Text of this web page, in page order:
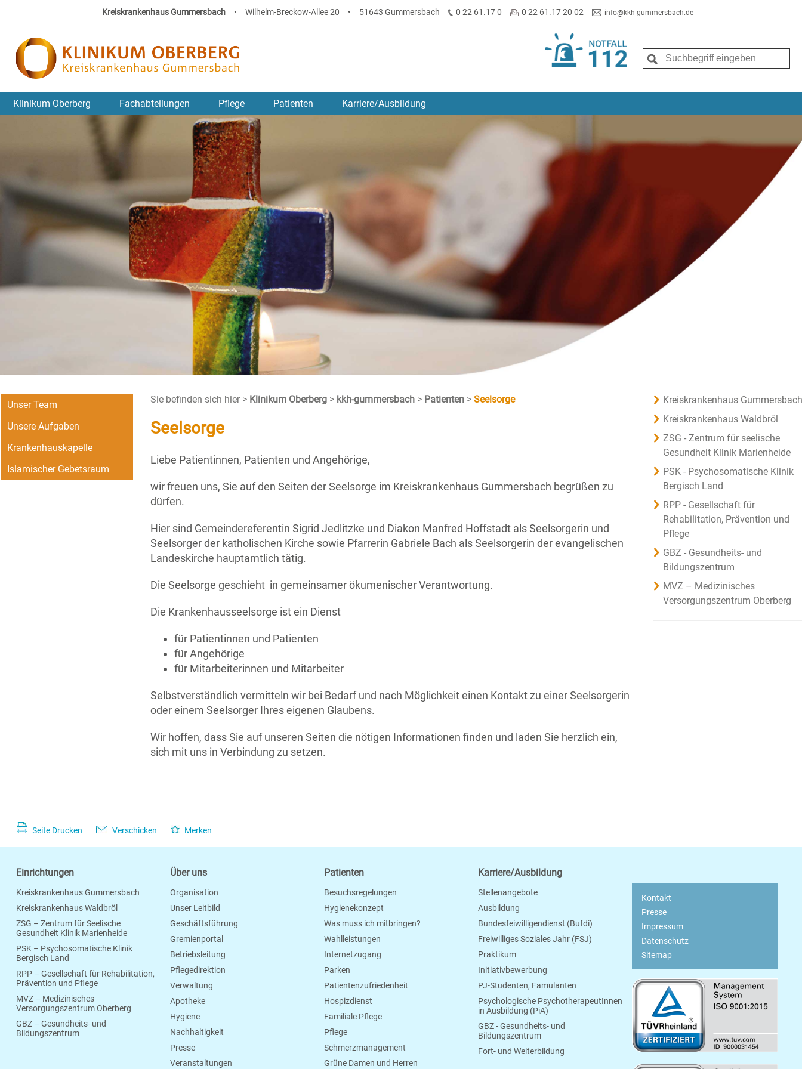
Kreiskrankenhaus Gummersbach • Wilhelm-Breckow-Allee 20 • 51643 Gummersbach 0 22 61.17 0 0 22 61.17 20 02 info@kkh-gummersbach.de
Klinikum Oberberg Fachabteilungen Pflege Patienten Karriere/Ausbildung
Unser Team
Unsere Aufgaben
Krankenhauskapelle
Islamischer Gebetsraum
Sie befinden sich hier > Klinikum Oberberg > kkh-gummersbach > Patienten > Seelsorge
Seelsorge
Liebe Patientinnen, Patienten und Angehörige,
wir freuen uns, Sie auf den Seiten der Seelsorge im Kreiskrankenhaus Gummersbach begrüßen zu
dürfen.
Hier sind Gemeindereferentin Sigrid Jedlitzke und Diakon Manfred Hoffstadt als Seelsorgerin und
Seelsorger der katholischen Kirche sowie Pfarrerin Gabriele Bach als Seelsorgerin der evangelischen
Landeskirche hauptamtlich tätig.
Die Seelsorge geschieht in gemeinsamer ökumenischer Verantwortung.
Die Krankenhausseelsorge ist ein Dienst
für Patientinnen und Patienten
für Angehörige
für Mitarbeiterinnen und Mitarbeiter
Selbstverständlich vermitteln wir bei Bedarf und nach Möglichkeit einen Kontakt zu einer Seelsorgerin
oder einem Seelsorger Ihres eigenen Glaubens.
Wir hoffen, dass Sie auf unseren Seiten die nötigen Informationen finden und laden Sie herzlich ein,
sich mit uns in Verbindung zu setzen.
Kreiskrankenhaus Gummersbach
Kreiskrankenhaus Waldbröl
ZSG - Zentrum für seelische
Gesundheit Klinik Marienheide
PSK - Psychosomatische Klinik
Bergisch Land
RPP - Gesellschaft für
Rehabilitation, Prävention und
Pflege
GBZ - Gesundheits- und
Bildungszentrum
MVZ – Medizinisches
Versorgungszentrum Oberberg
Seite Drucken Verschicken Merken
Einrichtungen
Kreiskrankenhaus Gummersbach
Kreiskrankenhaus Waldbröl
ZSG – Zentrum für Seelische
Gesundheit Klinik Marienheide
PSK – Psychosomatische Klinik
Bergisch Land
RPP – Gesellschaft für Rehabilitation,
Prävention und Pflege
MVZ – Medizinisches
Versorgungszentrum Oberberg
GBZ – Gesundheits- und
Bildungszentrum
Über uns
Organisation
Unser Leitbild
Geschäftsführung
Gremienportal
Betriebsleitung
Pflegedirektion
Verwaltung
Apotheke
Hygiene
Nachhaltigkeit
Presse
Veranstaltungen
Patienten
Besuchsregelungen
Hygienekonzept
Was muss ich mitbringen?
Wahlleistungen
Internetzugang
Parken
Patientenzufriedenheit
Hospizdienst
Familiale Pflege
Pflege
Schmerzmanagement
Grüne Damen und Herren
Karriere/Ausbildung
Stellenangebote
Ausbildung
Bundesfeiwilligendienst (Bufdi)
Freiwilliges Soziales Jahr (FSJ)
Praktikum
Initiativbewerbung
PJ-Studenten, Famulanten
Psychologische PsychotherapeutInnen
in Ausbildung (PiA)
GBZ - Gesundheits- und
Bildungszentrum
Fort- und Weiterbildung
Kontakt
Presse
Impressum
Datenschutz
Sitemap